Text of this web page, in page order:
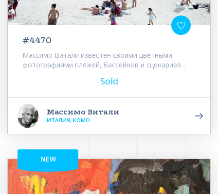
#4470
Массимо Витали известен своими цветными
фотографиями пляжей, бассейнов и сценариев...
Sold
Массимо Витали
ИТАЛИЯ, КОМО
NEW